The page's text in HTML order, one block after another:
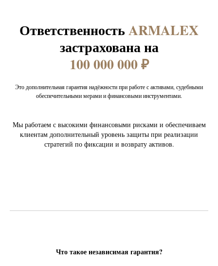
ОтветственностьARMALEX
застрахована на
100 000 000 ₽
Это дополнительная гарантия надёжности при работе с активами, судебными
обеспечительными мерами и финансовыми инструментами.
Мы работаем с высокими финансовыми рисками и обеспечиваем
клиентам дополнительный уровень защиты при реализации
стратегий по фиксации и возврату активов.
Что такое независимая гарантия?